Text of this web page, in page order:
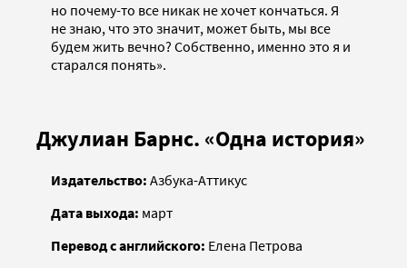
но почему-то все никак не хочет кончаться. Я
не знаю, что это значит, может быть, мы все
будем жить вечно? Собственно, именно это я и
старался понять».
Джулиан Барнс. «Одна история»
Издательство: Азбука-Аттикус
Дата выхода: март
Перевод с английского: Елена Петрова